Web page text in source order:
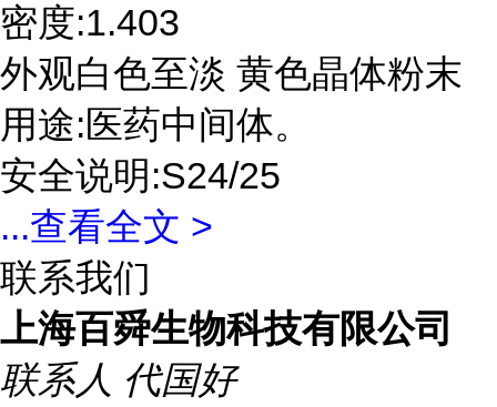
密度:1.403
外观白色至淡 黄色晶体粉末
用途:医药中间体。
安全说明:S24/25
...查看全文 >
联系我们
上海百舜生物科技有限公司
联系人 代国好